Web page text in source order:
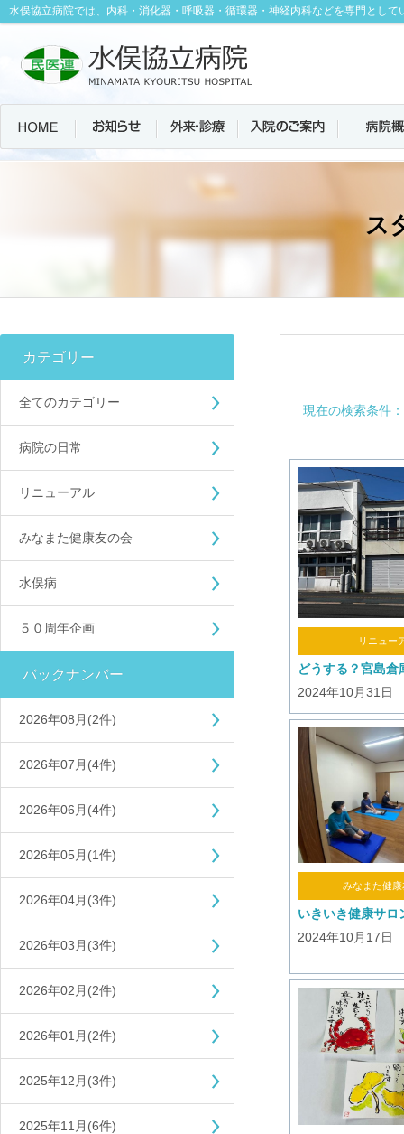
水俣協立病院では、内科・消化器・呼吸器・循環器・神経内科などを専門として
ス
カテゴリー
全てのカテゴリー
病院の日常
リニューアル
みなまた健康友の会
水俣病
５０周年企画
バックナンバー
2026年08月(2件)
2026年07月(4件)
2026年06月(4件)
2026年05月(1件)
2026年04月(3件)
2026年03月(3件)
2026年02月(2件)
2026年01月(2件)
2025年12月(3件)
2025年11月(6件)
現在の検索条件
リニュー
どうする？宮島倉
2024年10月31日
みなまた健
いきいき健康サロ
2024年10月17日